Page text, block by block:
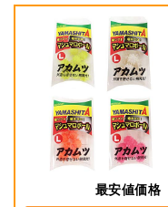
最安値価格